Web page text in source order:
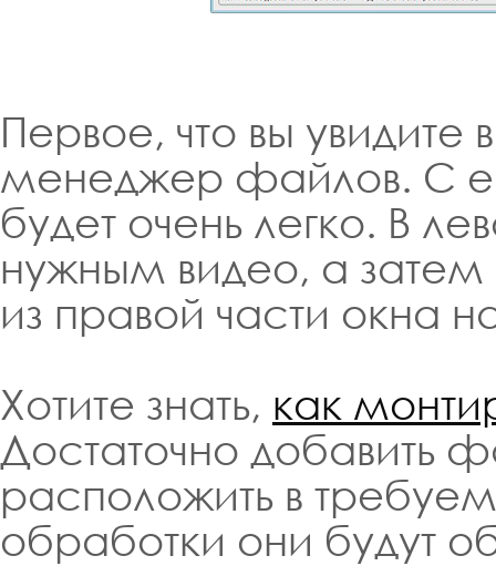
Первое, что вы увидите
менеджер файлов. С
будет очень легко. В
нужным видео, а
из правой части окна
Хотите знать, как
Достаточно добавить
расположить в
обработки они будут